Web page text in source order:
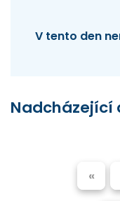
V tento den
Nadcházející
«